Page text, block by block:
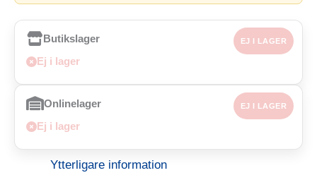
Butikslager EJ I LAGER
Ej i lager
Onlinelager EJ I LAGER
Ej i lager
Ytterligare information